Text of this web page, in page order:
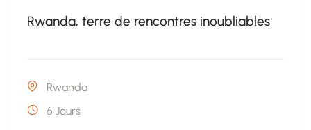
Rwanda, terre de rencontres inoubliables
Rwanda
6 Jours